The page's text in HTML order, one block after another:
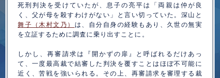
死刑判決を受けていたが、息子の亮平は「両親は仲が良
く、父が母を殺すわけがない」と言い切っていた。深山と
舞子（木村文乃） は、自分自身の経験もあり、久世の無実
を立証するために調査に乗り出すことに。
しかし、再審請求は『開かずの扉』と呼ばれるだけあっ
て、一度最高裁で結審した判決を覆すことはほぼ不可能に
近く、苦戦を強いられる。その上、再審請求を審理する裁